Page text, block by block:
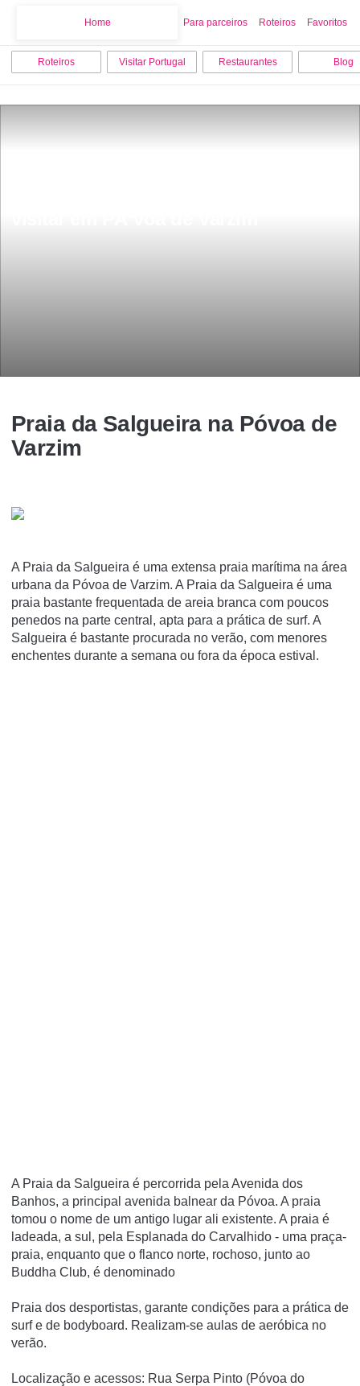
Home Para parceiros Roteiros Favoritos
Roteiros Visitar Portugal Restaurantes Blog
Praia da Salgueira na Póvoa de
Varzim
A Praia da Salgueira é uma extensa praia marí­tima na área
urbana da Póvoa de Varzim. A Praia da Salgueira é uma
praia bastante frequentada de areia branca com poucos
penedos na parte central, apta para a prática de surf. A
Salgueira é bastante procurada no verão, com menores
enchentes durante a semana ou fora da época estival.
A Praia da Salgueira é percorrida pela Avenida dos
Banhos, a principal avenida balnear da Póvoa. A praia
tomou o nome de um antigo lugar ali existente. A praia é
ladeada, a sul, pela Esplanada do Carvalhido - uma praça-
praia, enquanto que o flanco norte, rochoso, junto ao
Buddha Club, é denominado
Praia dos desportistas, garante condições para a prática de
surf e de bodyboard. Realizam-se aulas de aeróbica no
verão.
Localização e acessos: Rua Serpa Pinto (Póvoa do